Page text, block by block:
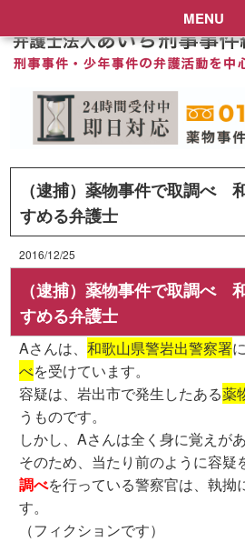
MENU
（逮捕）薬物事件で取調べ
すめる弁護士
2016/12/25
（逮捕）薬物事件で取調べ
すめる弁護士
Aさんは、和歌山県警岩出警察署
べを受けています。
容疑は、岩出市で発生したある薬
うものです。
しかし、Aさんは全く身に覚えがあ
そのため、当たり前のように容疑
調べを行っている警察官は、執拗
す。
（フィクションです）